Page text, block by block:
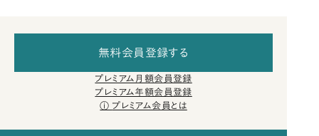
無料会員登録する
プレミアム月額会員登録
プレミアム年額会員登録
プレミアム会員とは